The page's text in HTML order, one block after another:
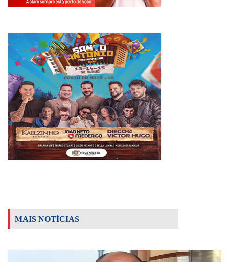
MAIS NOTÍCIAS